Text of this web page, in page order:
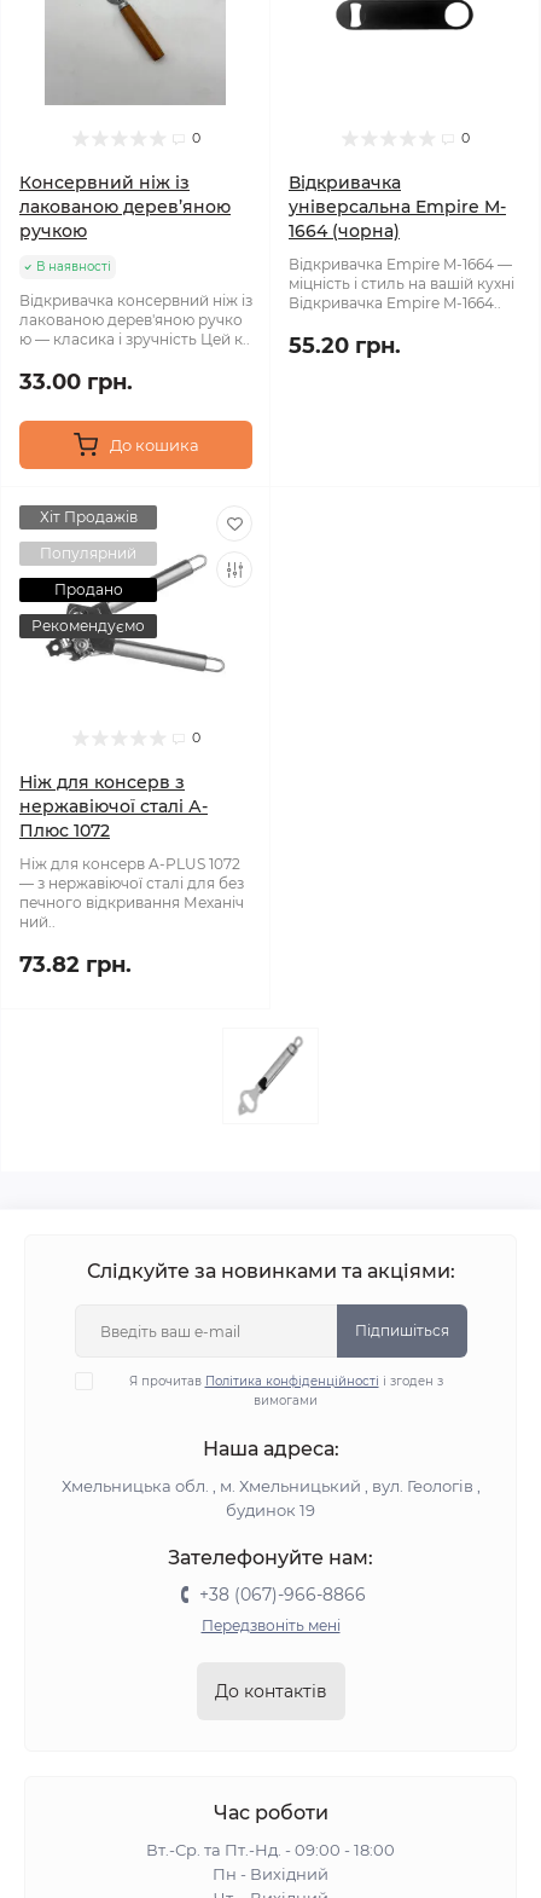
0
Консервний ніж із
лакованою дерев’яною
ручкою
В наявності
Відкривачка консервний ніж із
лакованою дерев'яною ручко
ю — класика і зручність Цей к..
33.00 грн.
До кошика
0
Відкривачка
універсальна Empire M-
1664 (чорна)
Відкривачка Empire M-1664 —
міцність і стиль на вашій кухні
Відкривачка Empire M-1664..
55.20 грн.
Хіт Продажів
Популярний
Продано
Рекомендуємо
0
Ніж для консерв з
нержавіючої сталі А-
Плюс 1072
Ніж для консерв A-PLUS 1072
— з нержавіючої сталі для без
печного відкривання Механіч
ний..
73.82 грн.
Слідкуйте за новинками та акціями:
Підпишіться
Я прочитав Політика конфіденційності і згоден з
вимогами
Наша адреса:
Хмельницька обл. , м. Хмельницький , вул. Геологів ,
будинок 19
Зателефонуйте нам:
+38 (067)-966-8866
Передзвоніть мені
До контактів
Час роботи
Вт.-Ср. та Пт.-Нд. - 09:00 - 18:00
Пн - Вихідний